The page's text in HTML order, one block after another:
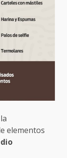
elementos